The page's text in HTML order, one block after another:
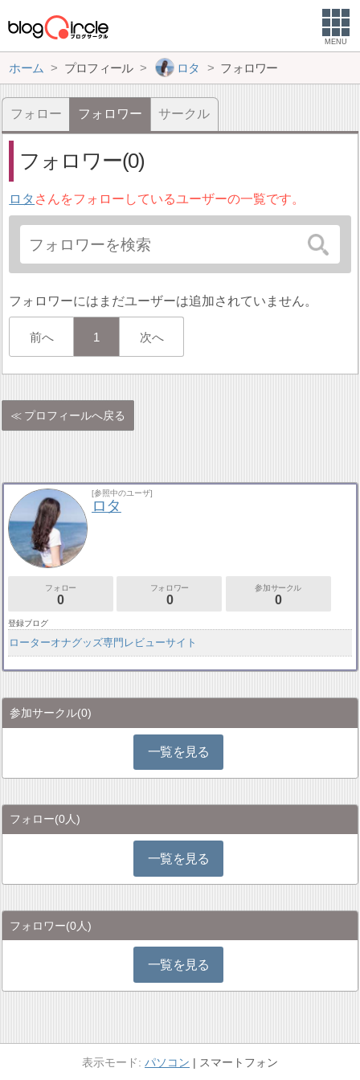
MENU
ホーム プロフィール ロタ フォロワー
フォロー フォロワー サークル
フォロワー(0)
ロタ さんをフォローしているユーザーの一覧です。
フォロワーにはまだユーザーは追加されていません。
前へ 1 次へ
プロフィールへ戻る
[参照中のユーザ]
ロタ
フォロー
0
フォロワー
0
参加サークル
0
登録ブログ
ローターオナグッズ専門レビューサイト
参加サークル(0)
一覧を見る
フォロー(0人)
一覧を見る
フォロワー(0人)
一覧を見る
パソコン スマートフォン